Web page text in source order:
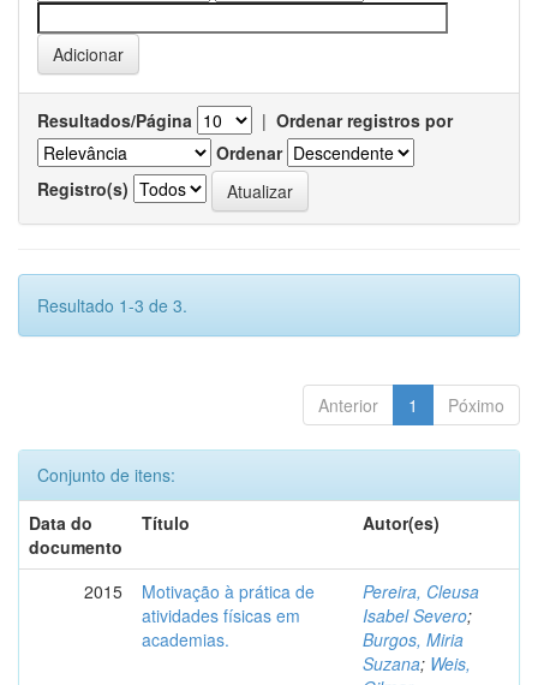
Resultados/Página | Ordenar registros por
Ordenar
Registro(s)
Resultado 1-3 de 3.
Anterior 1 Póximo
Conjunto de itens:
Data do
documento
Título Autor(es)
2015
Motivação à prática de
atividades físicas em
academias.
Pereira, Cleusa
Isabel Severo;
Burgos, Miria
Suzana; Weis,